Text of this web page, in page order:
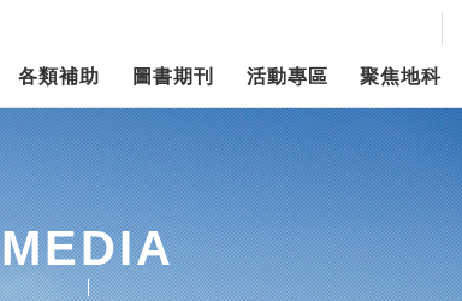
各類補助 圖書期刊 活動專區 聚焦地科
MEDIA